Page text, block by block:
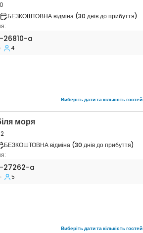
БЕЗКОШТОВНА відміна (30 днів до прибуття)
Умаг - Umag A-26810-a
26810-a
4
Виберіть дати та кількість гостей
моря
БЕЗКОШТОВНА відміна (30 днів до прибуття)
Умаг - Umag A-27262-a
27262-a
5
Виберіть дати та кількість гостей